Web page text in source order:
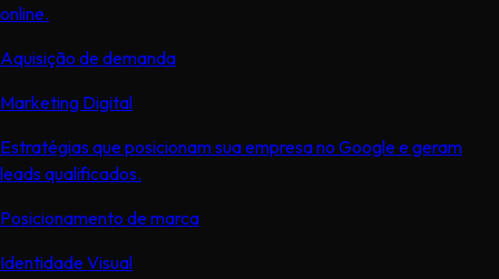
online.
Aquisição de demanda
Marketing Digital
Estratégias que posicionam sua empresa no Google e geram
leads qualificados.
Posicionamento de marca
Identidade Visual